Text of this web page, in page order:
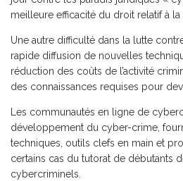
meilleure efficacité du droit relatif à
Une autre difficulté dans la lutte
rapide diffusion de nouvelles
réduction des coûts de l’activité
des connaissances requises pour
Les communautés en ligne de
développement du cyber-crime,
techniques, outils clefs en main et
certains cas du tutorat de débutants
cybercriminels.